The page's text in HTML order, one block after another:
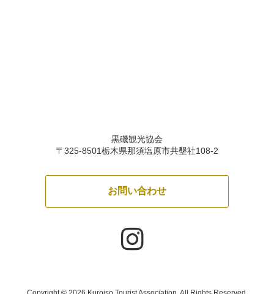
黒磯観光協会
〒325-8501栃木県那須塩原市共墾社108-2
お問い合わせ